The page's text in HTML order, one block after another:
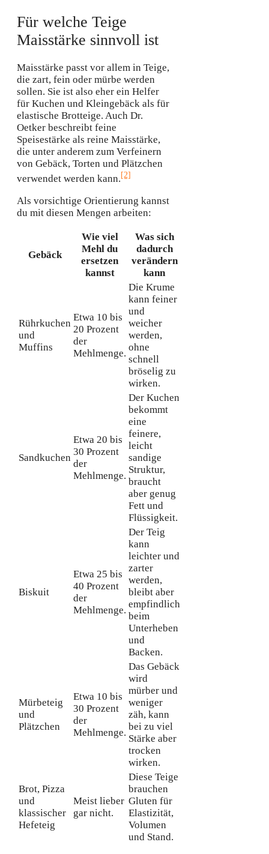
Für welche Teige
Maisstärke sinnvoll ist
Maisstärke passt vor allem in Teige,
die zart, fein oder mürbe werden
sollen. Sie ist also eher ein Helfer
für Kuchen und Kleingebäck als für
elastische Brotteige. Auch Dr.
Oetker beschreibt feine
Speisestärke als reine Maisstärke,
die unter anderem zum Verfeinern
von Gebäck, Torten und Plätzchen
verwendet werden kann.[2]
Als vorsichtige Orientierung kannst
du mit diesen Mengen arbeiten:
Gebäck
Wie viel
Mehl du
ersetzen
kannst
Was sich
dadurch
verändern
kann
Rührkuchen
und
Muffins
Etwa 10 bis
20 Prozent
der
Mehlmenge.
Die Krume
kann feiner
und
weicher
werden,
ohne
schnell
bröselig zu
wirken.
Sandkuchen
Etwa 20 bis
30 Prozent
der
Mehlmenge.
Der Kuchen
bekommt
eine
feinere,
leicht
sandige
Struktur,
braucht
aber genug
Fett und
Flüssigkeit.
Biskuit
Etwa 25 bis
40 Prozent
der
Mehlmenge.
Der Teig
kann
leichter und
zarter
werden,
bleibt aber
empfindlich
beim
Unterheben
und
Backen.
Mürbeteig
und
Plätzchen
Etwa 10 bis
30 Prozent
der
Mehlmenge.
Das Gebäck
wird
mürber und
weniger
zäh, kann
bei zu viel
Stärke aber
trocken
wirken.
Brot, Pizza
und
klassischer
Hefeteig
Meist lieber
gar nicht.
Diese Teige
brauchen
Gluten für
Elastizität,
Volumen
und Stand.